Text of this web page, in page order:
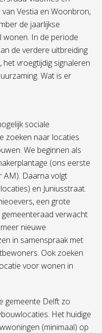
Vestia en Woonbron,
de jaarlijkse
In de periode
de verdere uitbreiding
vroegtijdig signaleren
Wat is er
sociale
zoeken naar locaties
We beginnen als
(ons eerste
AM). Daarna volgt
en Juniusstraat.
een grote
verwacht
nieuwe
in samenspraak met
Ook zoeken
voor wonen in
gemeente Delft zo
Het huidige
(minimaal) op